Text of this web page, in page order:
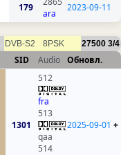
179
ara
2023-09-11
DVB-S2 8PSK 27500 3/4
SID Audio Обновл.
1301
512
fra
513
qaa
514
2025-09-01 +